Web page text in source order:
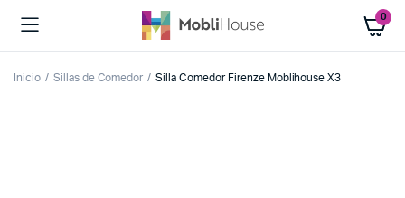
0
Inicio Sillas de Comedor Silla Comedor Firenze Moblihouse X3